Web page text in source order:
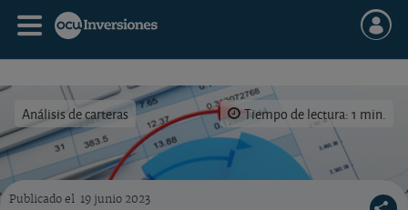
Análisis de carteras Tiempo de lectura: 1 min.
Publicado el 19 junio 2023